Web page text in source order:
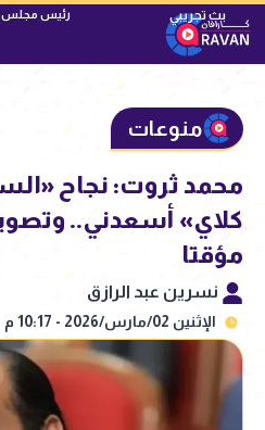
رئيس مجلس
منوعات
محمد ثروت: نجاح
كلاي» أسعدني..
مؤقتا
نسرين عبد الرازق
الإثنين 02/مارس/2026 - 10:17 م